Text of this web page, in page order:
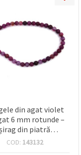
din agat violet
6 mm rotunde –
din piatră
aprox. 64
COD: 143132